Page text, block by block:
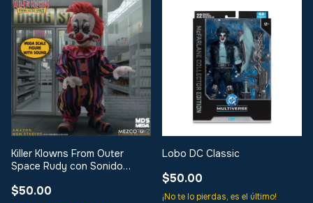
Killer Klowns From Outer
Space Rudy con Sonido
$50.00
Lobo DC Classic
$50.00
¡No te lo pierdas, es el último!